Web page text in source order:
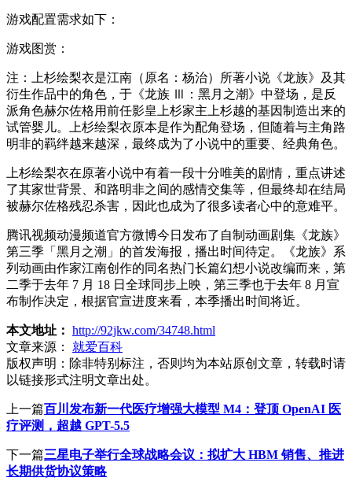
游戏配置需求如下：
游戏图赏：
注：上杉绘梨衣是江南（原名：杨治）所著小说《龙族》及其
衍生作品中的角色，于《龙族 Ⅲ：黑月之潮》中登场，是反
派角色赫尔佐格用前任影皇上杉家主上杉越的基因制造出来的
试管婴儿。上杉绘梨衣原本是作为配角登场，但随着与主角路
明非的羁绊越来越深，最终成为了小说中的重要、经典角色。
上杉绘梨衣在原著小说中有着一段十分唯美的剧情，重点讲述
了其家世背景、和路明非之间的感情交集等，但最终却在结局
被赫尔佐格残忍杀害，因此也成为了很多读者心中的意难平。
腾讯视频动漫频道官方微博今日发布了自制动画剧集《龙族》
第三季「黑月之潮」的首发海报，播出时间待定。《龙族》系
列动画由作家江南创作的同名热门长篇幻想小说改编而来，第
二季于去年 7 月 18 日全球同步上映，第三季也于去年 8 月宣
布制作决定，根据官宣进度来看，本季播出时间将近。
本文地址： http://92jkw.com/34748.html
文章来源：
就爱百科
版权声明： 除非特别标注，否则均为本站原创文章，转载时请
以链接形式注明文章出处。
上一篇百川发布新一代医疗增强大模型 M4：登顶 OpenAI 医
疗评测，超越 GPT-5.5
下一篇三星电子举行全球战略会议：拟扩大 HBM 销售、推进
长期供货协议策略